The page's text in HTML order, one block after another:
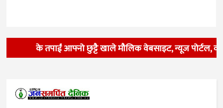
के तपाईं आफ्नो छुट्टै खाले मौलिक वेबसाइट, न्यूज पोर्टल,